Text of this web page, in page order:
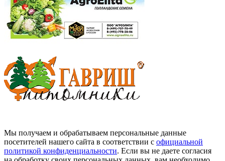
Мы получаем и обрабатываем персональные данные
посетителей нашего сайта в соответствии с официальной
политикой конфиденциальности. Если вы не даете согласия